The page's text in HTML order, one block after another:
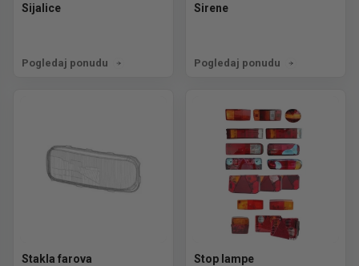
Sijalice
Pogledaj ponudu
Sirene
Pogledaj ponudu
Stakla farova Stop lampe